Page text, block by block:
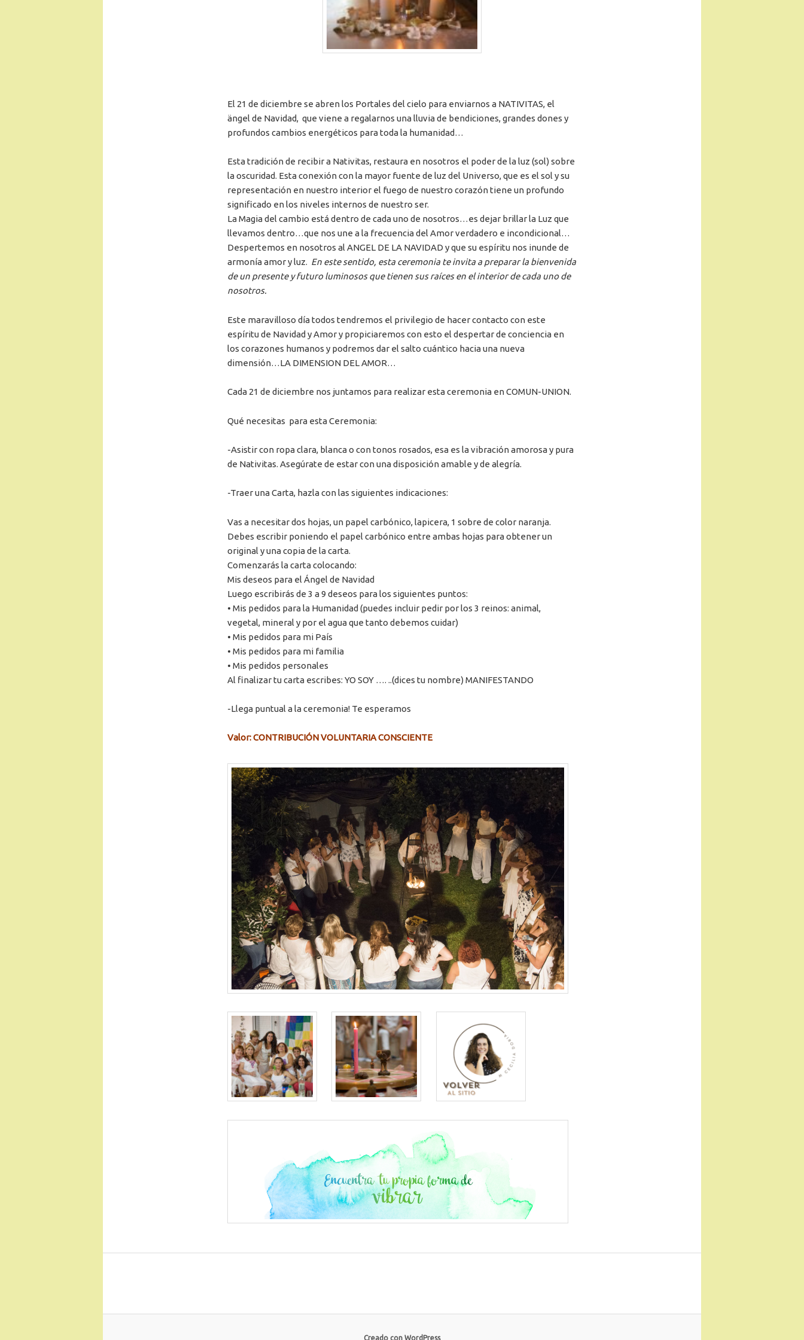
El 21 de diciembre se abren los Portales del cielo para enviarnos a NATIVITAS, el
ängel de Navidad, que viene a regalarnos una lluvia de bendiciones, grandes dones y
profundos cambios energéticos para toda la humanidad…
Esta tradición de recibir a Nativitas, restaura en nosotros el poder de la luz (sol) sobre
la oscuridad. Esta conexión con la mayor fuente de luz del Universo, que es el sol y su
representación en nuestro interior el fuego de nuestro corazón tiene un profundo
significado en los niveles internos de nuestro ser.
La Magia del cambio está dentro de cada uno de nosotros…es dejar brillar la Luz que
llevamos dentro…que nos une a la frecuencia del Amor verdadero e incondicional…
Despertemos en nosotros al ANGEL DE LA NAVIDAD y que su espíritu nos inunde de
armonía amor y luz. En este sentido, esta ceremonia te invita a preparar la bienvenida
de un presente y futuro luminosos que tienen sus raíces en el interior de cada uno de
nosotros.
Este maravilloso día todos tendremos el privilegio de hacer contacto con este
espíritu de Navidad y Amor y propiciaremos con esto el despertar de conciencia en
los corazones humanos y podremos dar el salto cuántico hacia una nueva
dimensión…LA DIMENSION DEL AMOR…
Cada 21 de diciembre nos juntamos para realizar esta ceremonia en COMUN-UNION.
Qué necesitas para esta Ceremonia:
-Asistir con ropa clara, blanca o con tonos rosados, esa es la vibración amorosa y pura
de Nativitas. Asegúrate de estar con una disposición amable y de alegría.
-Traer una Carta, hazla con las siguientes indicaciones:
Vas a necesitar dos hojas, un papel carbónico, lapicera, 1 sobre de color naranja.
Debes escribir poniendo el papel carbónico entre ambas hojas para obtener un
original y una copia de la carta.
Comenzarás la carta colocando:
Mis deseos para el Ángel de Navidad
Luego escribirás de 3 a 9 deseos para los siguientes puntos:
• Mis pedidos para la Humanidad (puedes incluir pedir por los 3 reinos: animal,
vegetal, mineral y por el agua que tanto debemos cuidar)
• Mis pedidos para mi País
• Mis pedidos para mi familia
• Mis pedidos personales
Al finalizar tu carta escribes: YO SOY …. ..(dices tu nombre) MANIFESTANDO
-Llega puntual a la ceremonia! Te esperamos
Valor: CONTRIBUCIÓN VOLUNTARIA CONSCIENTE
Creado con WordPress